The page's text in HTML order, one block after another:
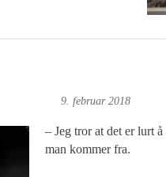
9. februar 2018
– Jeg tror at det er lurt
man kommer fra.